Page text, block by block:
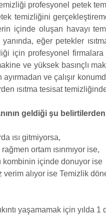
profesyonel petek
temizliğini
içinde oluşan havayı
yanında, eğer petekler
için profesyonel
ve yüksek basınçlı
ve çalışır
ısıtma tesisat
geldiği şu belirtilerden
ısı gitmiyorsa,
ortam ısınmıyor ise,
kombinin içinde donuyor ise
alıyor ise Temizlik
yaşamamak için